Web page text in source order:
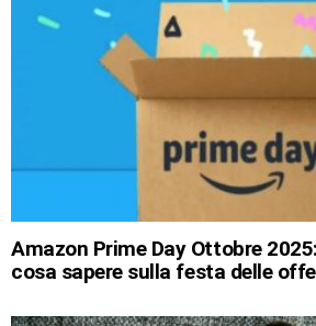
Amazon Prime Day Ottobre
cosa sapere sulla festa delle